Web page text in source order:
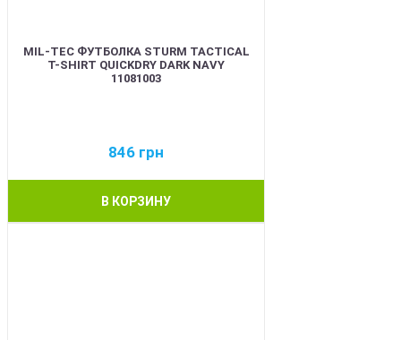
MIL-TEC ФУТБОЛКА STURM TACTICAL
T-SHIRT QUICKDRY DARK NAVY
11081003
846 грн
В КОРЗИНУ